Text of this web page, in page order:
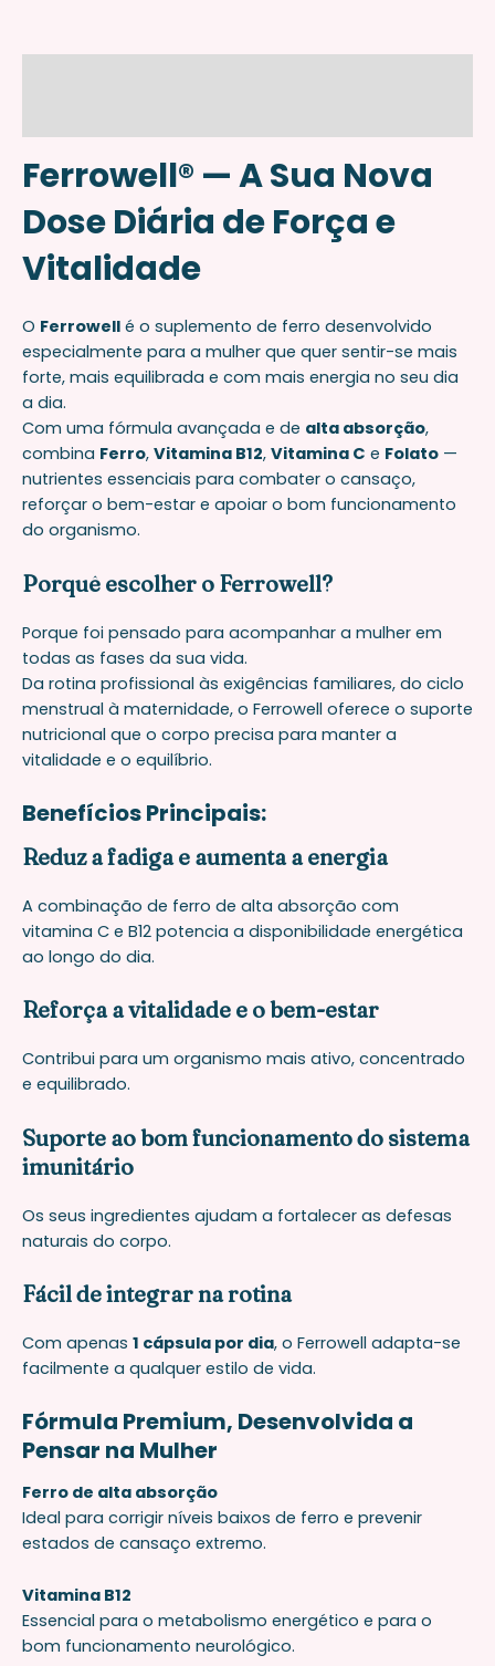
Ferrowell® — A Sua Nova
Dose Diária de Força e
Vitalidade
O Ferrowell é o suplemento de ferro desenvolvido
especialmente para a mulher que quer sentir-se mais
forte, mais equilibrada e com mais energia no seu dia
a dia.
Com uma fórmula avançada e de alta absorção,
combina Ferro, Vitamina B12, Vitamina C e Folato —
nutrientes essenciais para combater o cansaço,
reforçar o bem-estar e apoiar o bom funcionamento
do organismo.
Porquê escolher o Ferrowell?
Porque foi pensado para acompanhar a mulher em
todas as fases da sua vida.
Da rotina profissional às exigências familiares, do ciclo
menstrual à maternidade, o Ferrowell oferece o suporte
nutricional que o corpo precisa para manter a
vitalidade e o equilíbrio.
Benefícios Principais:
Reduz a fadiga e aumenta a energia
A combinação de ferro de alta absorção com
vitamina C e B12 potencia a disponibilidade energética
ao longo do dia.
Reforça a vitalidade e o bem-estar
Contribui para um organismo mais ativo, concentrado
e equilibrado.
Suporte ao bom funcionamento do sistema
imunitário
Os seus ingredientes ajudam a fortalecer as defesas
naturais do corpo.
Fácil de integrar na rotina
Com apenas 1 cápsula por dia, o Ferrowell adapta-se
facilmente a qualquer estilo de vida.
Fórmula Premium, Desenvolvida a
Pensar na Mulher
Ferro de alta absorção
Ideal para corrigir níveis baixos de ferro e prevenir
estados de cansaço extremo.
Vitamina B12
Essencial para o metabolismo energético e para o
bom funcionamento neurológico.